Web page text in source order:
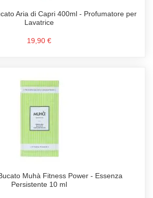
Aria di Capri 400ml - Profumatore per
Lavatrice
19,90 €
Muhà Fitness Power - Essenza
Persistente 10 ml